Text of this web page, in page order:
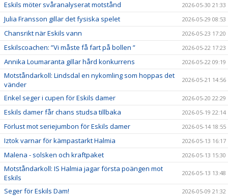
Eskils möter svåranalyserat motstånd 2026-05-30 21:33
Julia Fransson gillar det fysiska spelet 2026-05-29 08:53
Chansrikt när Eskils vann 2026-05-23 17:20
Eskilscoachen: ”Vi måste få fart på bollen ” 2026-05-22 17:23
Annika Loumaranta gillar hård konkurrens 2026-05-22 09:19
Motståndarkoll: Lindsdal en nykomling som hoppas det
vänder
2026-05-21 14:56
Enkel seger i cupen för Eskils damer 2026-05-20 22:29
Eskils damer får chans studsa tillbaka 2026-05-19 22:14
Förlust mot seriejumbon för Eskils damer 2026-05-14 18:55
Iztok varnar för kämpastarkt Halmia 2026-05-13 16:17
Malena - solsken och kraftpaket 2026-05-13 15:30
Motståndarkoll: IS Halmia jagar första poängen mot
Eskils
2026-05-13 13:48
Seger för Eskils Dam! 2026-05-09 21:32